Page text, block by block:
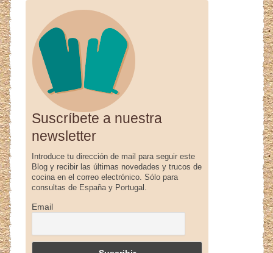
Suscríbete a nuestra
newsletter
Introduce tu dirección de mail para seguir este
Blog y recibir las últimas novedades y trucos de
cocina en el correo electrónico. Sólo para
consultas de España y Portugal.
Email